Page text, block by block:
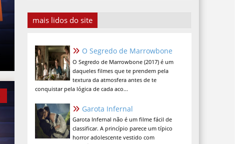
mais lidos do site
O Segredo de Marrowbone
O Segredo de Marrowbone (2017) é um
daqueles filmes que te prendem pela
textura da atmosfera antes de te
conquistar pela lógica de cada aco...
Garota Infernal
Garota Infernal não é um filme fácil de
classificar. A princípio parece um típico
horror adolescente vestido com